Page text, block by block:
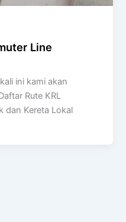
Line
ini kami akan
Rute KRL
dan Kereta Lokal